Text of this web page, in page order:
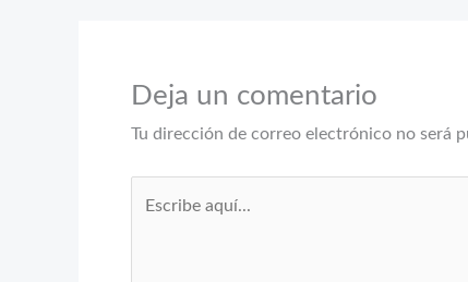
Deja un comentario
Tu dirección de correo electrónico no será